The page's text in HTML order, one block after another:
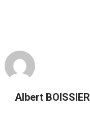
Albert BOISSIER